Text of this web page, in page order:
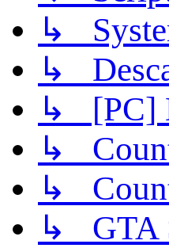
↳
↳
↳ [PC]
↳
↳
↳ GTA